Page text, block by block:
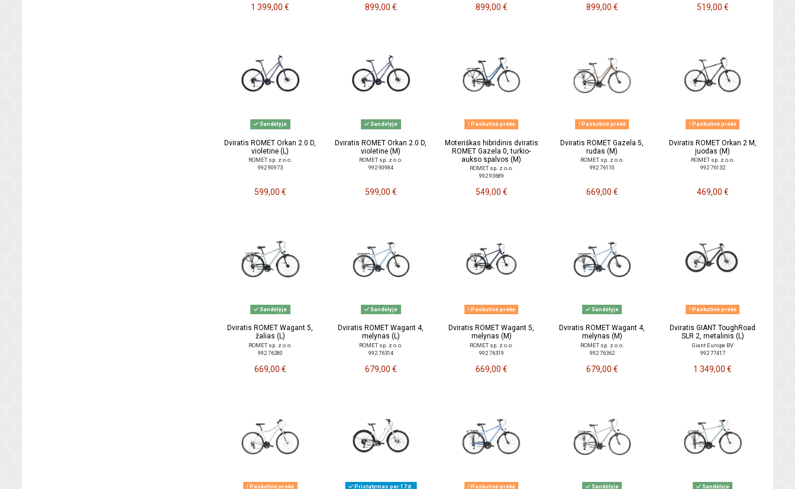
1 399,00 € 899,00 € 899,00 € 899,00 € 519,00 €
Sandėlyje
Dviratis ROMET Orkan 2.0 D,
violetinė (L)
ROMET sp. z o.o.
992 90973
599,00 €
Sandėlyje
Dviratis ROMET Orkan 2.0 D,
violetinė (M)
ROMET sp. z o.o.
992 90984
599,00 €
Paskutinė prekė
Moteriškas hibridinis dviratis
ROMET Gazela 0, turkio-
aukso spalvos (M)
ROMET sp. z o.o.
992 93689
549,00 €
Paskutinė prekė
Dviratis ROMET Gazela 5,
rudas (M)
ROMET sp. z o.o.
992 76110
669,00 €
Paskutinė prekė
Dviratis ROMET Orkan 2 M,
juodas (M)
ROMET sp. z o.o.
992 76132
469,00 €
Sandėlyje
Dviratis ROMET Wagant 5,
žalias (L)
ROMET sp. z o.o.
992 76280
669,00 €
Sandėlyje
Dviratis ROMET Wagant 4,
mėlynas (L)
ROMET sp. z o.o.
992 76314
679,00 €
Paskutinė prekė
Dviratis ROMET Wagant 5,
mėlynas (M)
ROMET sp. z o.o.
992 76319
669,00 €
Sandėlyje
Dviratis ROMET Wagant 4,
mėlynas (M)
ROMET sp. z o.o.
992 76362
679,00 €
Paskutinė prekė
Dviratis GIANT ToughRoad
SLR 2, metalinis (L)
Giant Europe BV
992 77417
1 349,00 €
Paskutinė prekė Pristatymas per 17 d. Paskutinė prekė Sandėlyje Sandėlyje